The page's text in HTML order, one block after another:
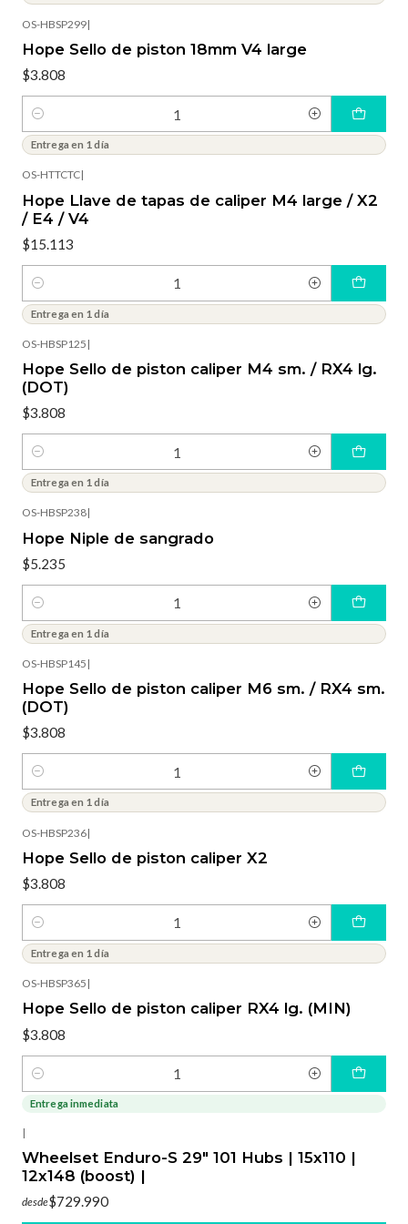
OS-HBSP299|
Hope Sello de piston 18mm V4 large
$3.808
Cantidad
Entrega en 1 día
OS-HTTCTC|
Hope Llave de tapas de caliper M4 large / X2
/ E4 / V4
$15.113
Cantidad
Entrega en 1 día
OS-HBSP125 |
Hope Sello de piston caliper M4 sm. / RX4 lg.
(DOT)
$3.808
Cantidad
Entrega en 1 día
OS-HBSP238|
Hope Niple de sangrado
$5.235
Cantidad
Entrega en 1 día
OS-HBSP145 |
Hope Sello de piston caliper M6 sm. / RX4 sm.
(DOT)
$3.808
Cantidad
Entrega en 1 día
OS-HBSP236|
Hope Sello de piston caliper X2
$3.808
Cantidad
Entrega en 1 día
OS-HBSP365 |
Hope Sello de piston caliper RX4 lg. (MIN)
$3.808
Cantidad
Entrega inmediata
|
Wheelset Enduro-S 29" 101 Hubs | 15x110 |
12x148 (boost) |
desde$729.990